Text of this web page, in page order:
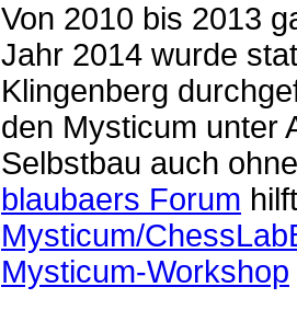
Von 2010 bis 2013
Jahr 2014 wurde
Klingenberg
den Mysticum unter
Selbstbau auch
blaubaers Forum
Mysticum/
Mysticum-Workshop